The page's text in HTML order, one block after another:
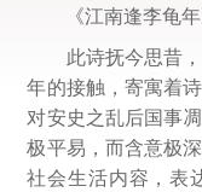
《江南逢李龟年
此诗抚今思昔，
年的接触，寄寓着
对安史之乱后国事
极平易，而含意极
社会生活内容，表